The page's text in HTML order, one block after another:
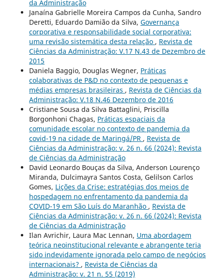
da Administração
Janaína Gabrielle Moreira Campos da Cunha, Sandro
Deretti, Eduardo Damião da Silva, Governança
corporativa e responsabilidade social corporativa:
uma revisão sistemática desta relação , Revista de
Ciências da Administração: V.17 N.43 de Dezembro de
2015
Daniela Baggio, Douglas Wegner, Práticas
colaborativas de P&D no contexto de pequenas e
médias empresas brasileiras , Revista de Ciências da
Administração: V.18 N.46 Dezembro de 2016
Cristiane Sousa da Silva Battaglini, Priscilla
Borgonhoni Chagas, Práticas espaciais da
comunidade escolar no contexto de pandemia da
covid-19 na cidade de Maringá/PR , Revista de
Ciências da Administração: v. 26 n. 66 (2024): Revista
de Ciências da Administração
David Leonardo Bouças da Silva, Anderson Lourenço
Miranda, Dulcimayra Santos Costa, Gelilson Carlos
Gomes, Lições da Crise: estratégias dos meios de
hospedagem no enfrentamento da pandemia da
COVID-19 em São Luís do Maranhão , Revista de
Ciências da Administração: v. 26 n. 66 (2024): Revista
de Ciências da Administração
Ilan Avrichir, Laura Mac Lennan, Uma abordagem
teórica neoinstitucional relevante e abrangente teria
sido indevidamente ignorada pelo campo de negócios
internacionais? , Revista de Ciências da
Administração: v. 21 n. 55 (2019)